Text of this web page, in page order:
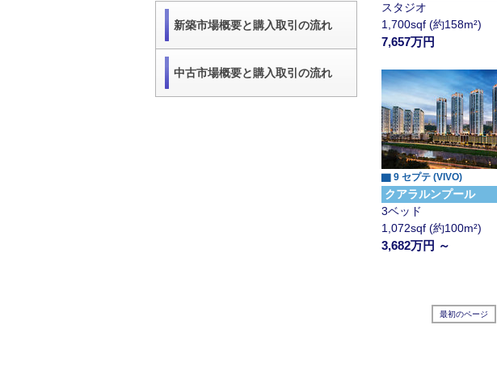
新築市場概要と購入取引の流れ
中古市場概要と購入取引の流れ
スタジオ
1,700sqf (約158m²)
7,657万円
▇ 9 セプテ (VIVO)
クアラルンプール
3ベッド
1,072sqf (約100m²)
3,682万円 ～
最初のページ